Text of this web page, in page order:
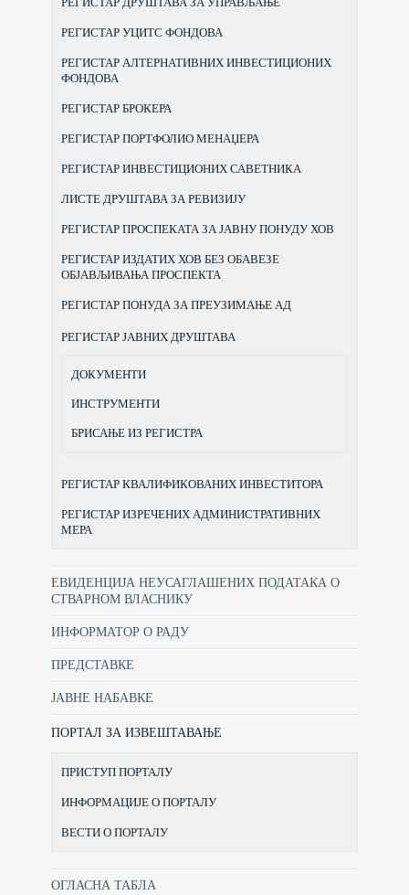
РЕГИСТАР УЦИТС ФОНДОВА
РЕГИСТАР АЛТЕРНАТИВНИХ ИНВЕСТИЦИОНИХ
ФОНДОВА
РЕГИСТАР БРОКЕРА
РЕГИСТАР ПОРТФОЛИО МЕНАЏЕРА
РЕГИСТАР ИНВЕСТИЦИОНИХ САВЕТНИКА
ЛИСТЕ ДРУШТАВА ЗА РЕВИЗИЈУ
РЕГИСТАР ПРОСПЕКАТА ЗА ЈАВНУ ПОНУДУ ХОВ
РЕГИСТАР ИЗДАТИХ ХОВ БЕЗ ОБАВЕЗЕ
ОБЈАВЉИВАЊА ПРОСПЕКТА
РЕГИСТАР ПОНУДА ЗА ПРЕУЗИМАЊЕ АД
РЕГИСТАР ЈАВНИХ ДРУШТАВА
ДОКУМЕНТИ
ИНСТРУМЕНТИ
БРИСАЊЕ ИЗ РЕГИСТРА
РЕГИСТАР КВАЛИФИКОВАНИХ ИНВЕСТИТОРА
РЕГИСТАР ИЗРЕЧЕНИХ АДМИНИСТРАТИВНИХ
МЕРА
ЕВИДЕНЦИЈА НЕУСАГЛАШЕНИХ ПОДАТАКА О
СТВАРНОМ ВЛАСНИКУ
ИНФОРМАТОР О РАДУ
ПРЕДСТАВКЕ
ЈАВНЕ НАБАВКЕ
ПОРТАЛ ЗА ИЗВЕШТАВАЊЕ
ПРИСТУП ПОРТАЛУ
ИНФОРМАЦИЈЕ О ПОРТАЛУ
ВЕСТИ О ПОРТАЛУ
ОГЛАСНА ТАБЛА